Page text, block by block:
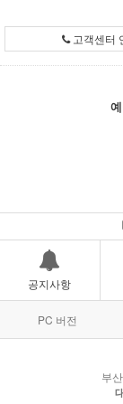
고객센터
공지사항
PC 버전
부